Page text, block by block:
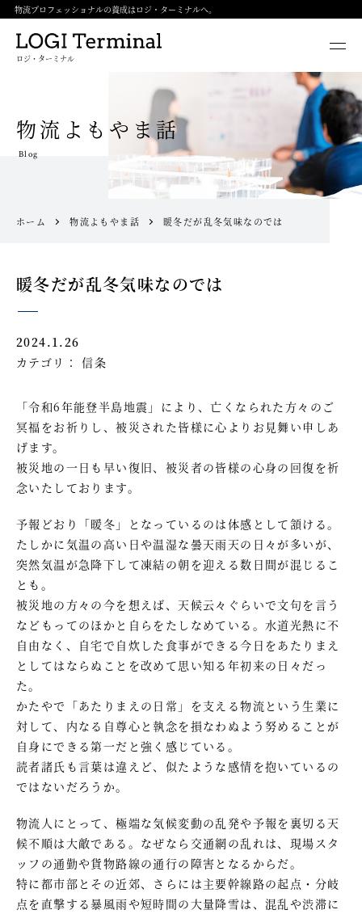
物流プロフェッショナルの養成はロジ・ターミナルへ。
ロジ・ターミナル
物流よもやま話
Blog
ホーム 物流よもやま話 暖冬だが乱冬気味なのでは
暖冬だが乱冬気味なのでは
2024.1.26
カテゴリ：信条
「令和6年能登半島地震」により、亡くなられた方々のご
冥福をお祈りし、被災された皆様に心よりお見舞い申しあ
げます。
被災地の一日も早い復旧、被災者の皆様の心身の回復を祈
念いたしております。
予報どおり「暖冬」となっているのは体感として頷ける。
たしかに気温の高い日や温湿な曇天雨天の日々が多いが、
突然気温が急降下して凍結の朝を迎える数日間が混じるこ
とも。
被災地の方々の今を想えば、天候云々ぐらいで文句を言う
などもってのほかと自らをたしなめている。水道光熱に不
自由なく、自宅で自炊した食事ができる今日をあたりまえ
としてはならぬことを改めて思い知る年初来の日々だっ
た。
かたやで「あたりまえの日常」を支える物流という生業に
対して、内なる自尊心と執念を損なわぬよう努めることが
自身にできる第一だと強く感じている。
読者諸氏も言葉は違えど、似たような感情を抱いているの
ではないだろうか。
物流人にとって、極端な気候変動の乱発や予報を裏切る天
候不順は大敵である。なぜなら交通網の乱れは、現場スタ
ッフの通勤や貨物路線の通行の障害となるからだ。
特に都市部とその近郊、さらには主要幹線路の起点・分岐
点を直撃する暴風雨や短時間の大量降雪は、混乱や渋滞に